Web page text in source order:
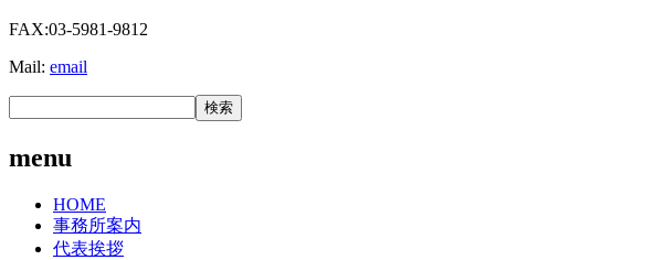
FAX:03-5981-9812
Mail: email
menu
HOME
事務所案内
代表挨拶